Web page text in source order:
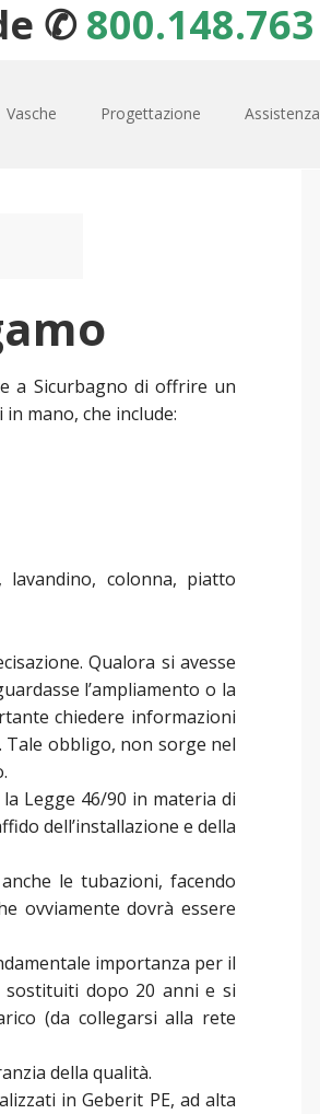
✆800.148.763
Vasche Progettazione Assistenza
a Sicurbagno di offrire un
in mano, che include:
lavandino, colonna, piatto
Qualora si avesse
l’ampliamento o la
chiedere informazioni
Tale obbligo, non sorge nel
Legge 46/90 in materia di
dell’installazione e della
le tubazioni, facendo
ovviamente dovrà essere
importanza per il
sostituiti dopo 20 anni e si
(da collegarsi alla rete
della qualità.
in Geberit PE, ad alta